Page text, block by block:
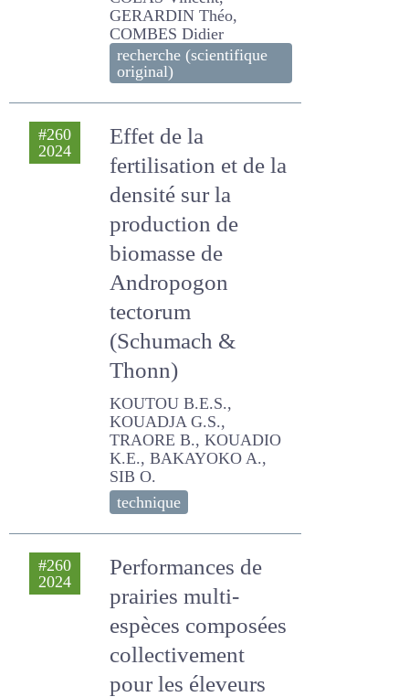
Didier
recherche (scientifique
original)
#260
2024
Effet de la
fertilisation et de la
densité sur la
production de
biomasse de
Andropogon
tectorum
(Schumach &
Thonn)
KOUTOU B.E.S., KOUADJA
G.S., TRAORE B., KOUADIO
K.E., BAKAYOKO A., SIB O.
technique
Performances de
prairies multi-
espèces
composées
collectivement
pour les éleveurs
de chèvres de